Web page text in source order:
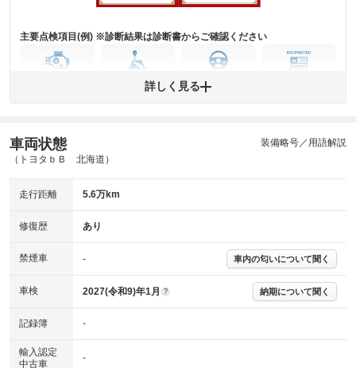
主要点検項目(例) ※診断結果は診断書からご確認ください
ミッション
ステアリング
ABS その他
※グー故障診断は保証サービスではございません。購入時は必ず現車をご
※実際にお渡しする故障診断書につきましては、形式および表示項目が異
※グー故障診断書はあくまでも実施時点での診断結果となります。将来に
わたり車両状態を担保するものではありませんので、車両情報等の詳細は
詳しく見る
車両状態
（トヨタｂＢ 北海道）
装備略号／用語解説
走行距離 5.6万km
修復歴 あり
禁煙車 - 車内の匂いについて聞く
車検 2027(令和9)年1月 ? 納期について聞く
記録簿 -
輸入認定
中古車
-